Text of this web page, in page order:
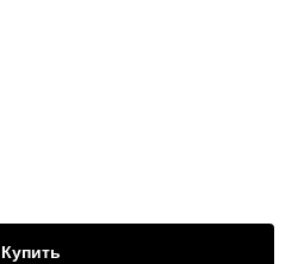
Купить